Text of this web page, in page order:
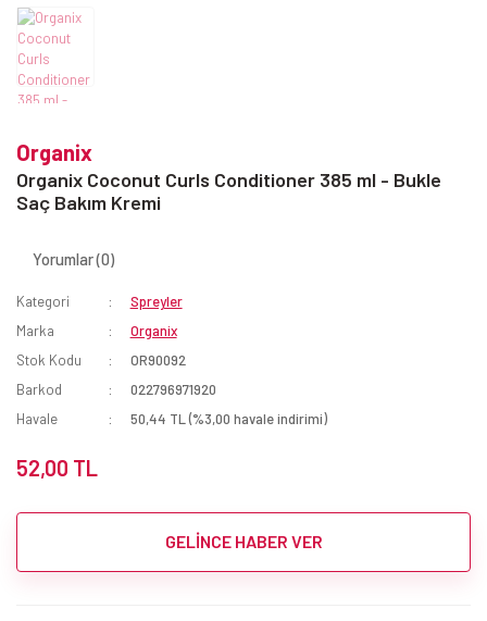
Organix
Organix Coconut Curls Conditioner 385 ml - Bukle
Saç Bakım Kremi
Yorumlar (0)
Kategori
Spreyler
Marka
Organix
Stok Kodu
OR90092
Barkod
022796971920
Havale
50,44 TL (%3,00 havale indirimi)
52,00 TL
GELİNCE HABER VER